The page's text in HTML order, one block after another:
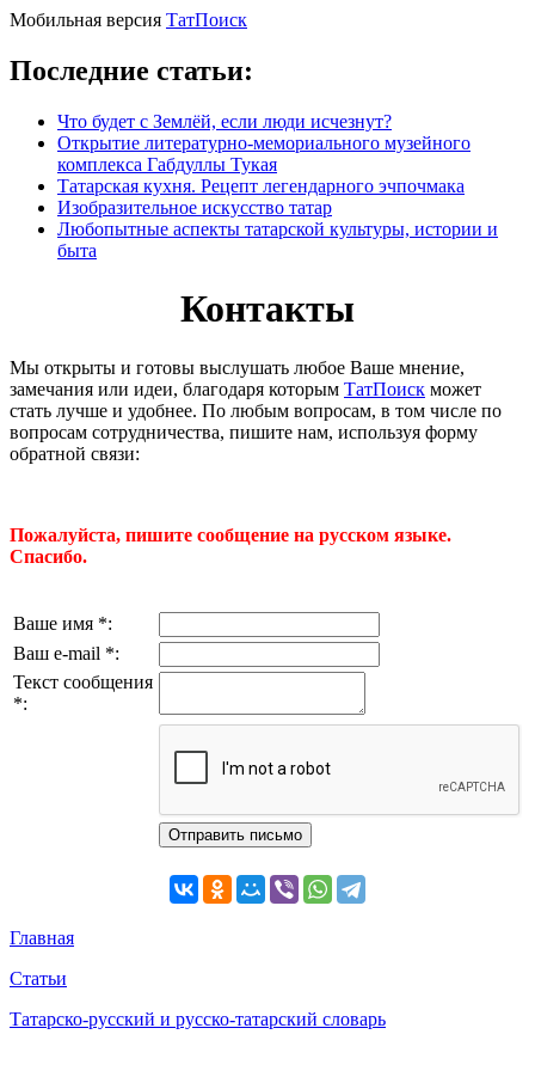
Мобильная версия ТатПоиск
Последние статьи:
Что будет с Землёй, если люди исчезнут?
Открытие литературно-мемориального музейного
комплекса Габдуллы Тукая
Татарская кухня. Рецепт легендарного эчпочмака
Изобразительное искусство татар
Любопытные аспекты татарской культуры, истории и
быта
Контакты
Мы открыты и готовы выслушать любое Ваше мнение,
замечания или идеи, благодаря которым ТатПоиск может
стать лучше и удобнее. По любым вопросам, в том числе по
вопросам сотрудничества, пишите нам, используя форму
обратной связи:
Пожалуйста, пишите сообщение на русском языке.
Спасибо.
Ваше имя *:
Ваш e-mail *:
Текст сообщения
*:
Главная
Статьи
Татарско-русский и русско-татарский словарь